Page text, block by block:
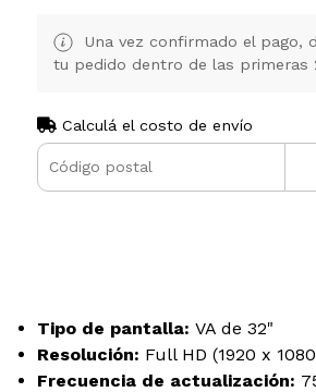
Una vez confirmado el pago,
tu pedido dentro de las primeras
Calculá el costo de envío
Tipo de pantalla: VA de 32"
Resolución: Full HD (1920 x
Frecuencia de actualización: